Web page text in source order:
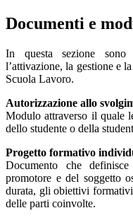
Documenti e
In questa sezione
l’attivazione, la gestione e
Scuola Lavoro.
Autorizzazione allo
Modulo attraverso il quale
dello studente o della
Progetto formativo
Documento che
promotore e del soggetto
durata, gli obiettivi
delle parti coinvolte.